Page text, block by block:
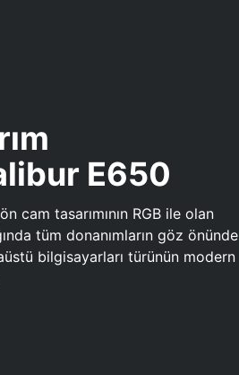
E650
cam tasarımının RGB ile olan
tüm donanımların göz önünde
bilgisayarları türünün modern